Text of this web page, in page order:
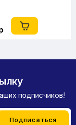
подписчиков!